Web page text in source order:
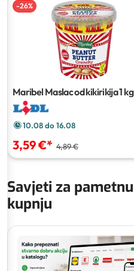
-26%
Maribel Maslac od kikirikija1 kg
10.08 do 16.08
3,59 €* 4,89 €
Savjeti za pametnu
kupnju